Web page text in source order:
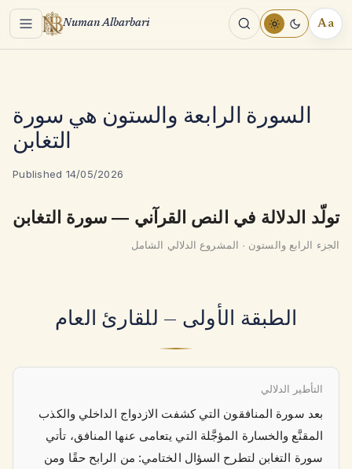
Menu Numan Albarbari Aa
السورة الرابعة والستون هي سورة
التغابن
Published 14/05/2026
تولّد الدلالة في النص القرآني — سورة التغابن
الجزء الرابع والستون · المشروع الدلالي الشامل
الطبقة الأولى — للقارئ العام
التأطير الدلالي
بعد سورة المنافقون التي كشفت الازدواج الداخلي والكذب
المقنَّع والخسارة المؤجَّلة التي يتعامى عنها المنافق، تأتي
سورة التغابن لتطرح السؤال الختامي: من الرابح حقًا ومن